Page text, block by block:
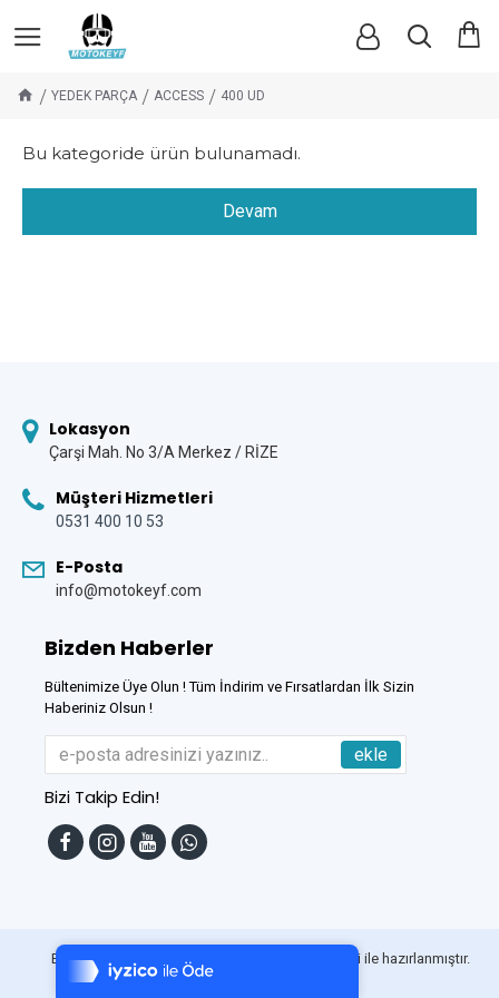
7/24 Canlı Destek
%100 Sorunsuz Alışveriş
YEDEK PARÇA ACCESS 400 UD
Bu kategoride ürün bulunamadı.
Devam
Lokasyon
Çarşi Mah. No 3/A Merkez / RİZE
Müşteri Hizmetleri
0531 400 10 53
E-Posta
info@motokeyf.com
Bizden Haberler
Bültenimize Üye Olun ! Tüm İndirim ve Fırsatlardan İlk Sizin
Haberiniz Olsun !
ekle
Bizi Takip Edin!
Bu Site DumanSoft Gelişmiş E-Ticaret sistemleri ile hazırlanmıştır.